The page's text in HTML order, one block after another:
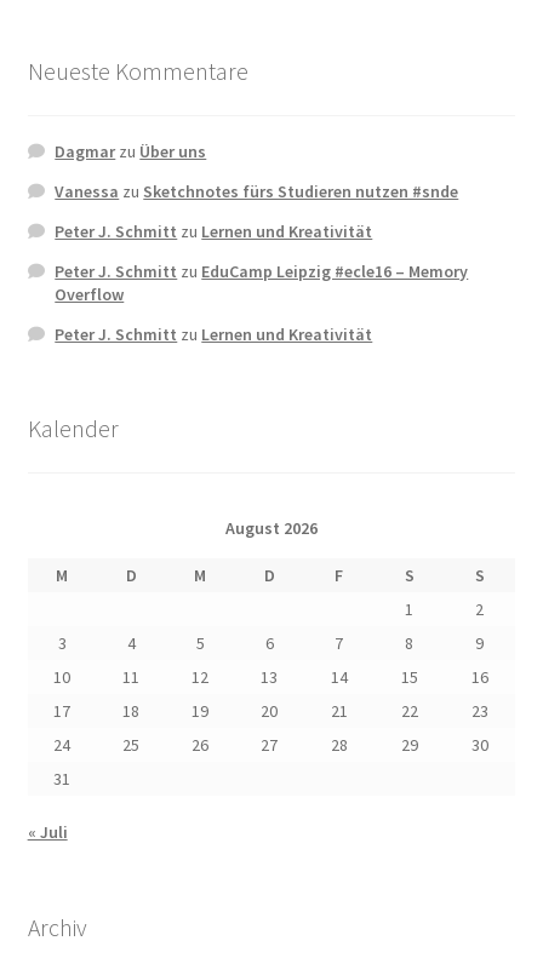
Neueste Kommentare
Dagmarzu Über uns
Vanessa zu Sketchnotes fürs Studieren nutzen #snde
Peter J. Schmitt zu Lernen und Kreativität
Peter J. Schmitt zu EduCamp Leipzig #ecle16 – Memory
Overflow
Peter J. Schmitt zu Lernen und Kreativität
Kalender
August 2026
M D M D F S
S
1
2
3
4 5 6 7 8
9
10
11 12 13 14 15
16
17
18 19 20 21 22
23
24
25 26 27 28 29
30
31
« Juli
Archiv